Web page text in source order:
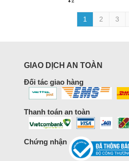
1 2 3
GIAO DỊCH AN TOÀN
Đối tác giao hàng
Thanh toán an toàn
Chứng nhận